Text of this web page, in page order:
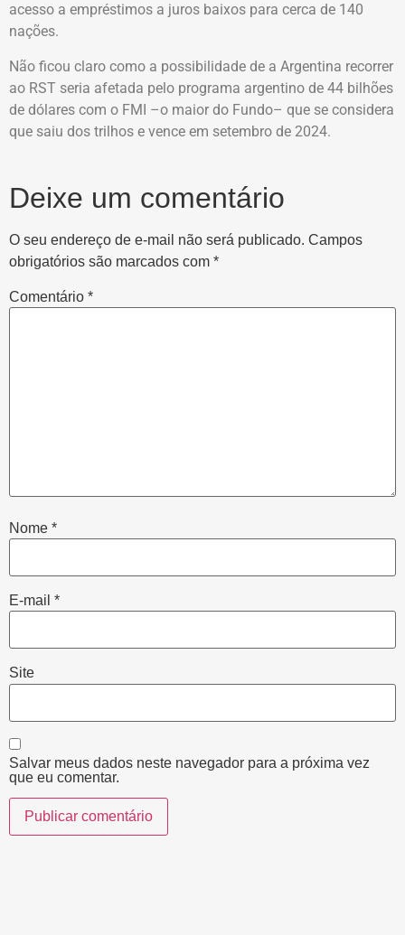
acesso a empréstimos a juros baixos para cerca de 140
nações.
Não ficou claro como a possibilidade de a Argentina recorrer
ao RST seria afetada pelo programa argentino de 44 bilhões
de dólares com o FMI –o maior do Fundo– que se considera
que saiu dos trilhos e vence em setembro de 2024.
Deixe um comentário
O seu endereço de e-mail não será publicado. Campos
obrigatórios são marcados com *
Comentário *
Nome *
E-mail *
Site
Salvar meus dados neste navegador para a próxima vez
que eu comentar.